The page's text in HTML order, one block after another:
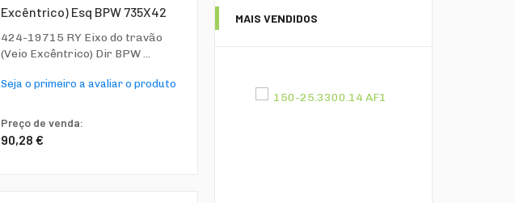
Excêntrico) Esq BPW 735X42
424-19715 RY Eixo do travão
(Veio Excêntrico) Dir BPW ...
Seja o primeiro a avaliar o produto
Preço de venda:
90,28 €
MAIS VENDIDOS